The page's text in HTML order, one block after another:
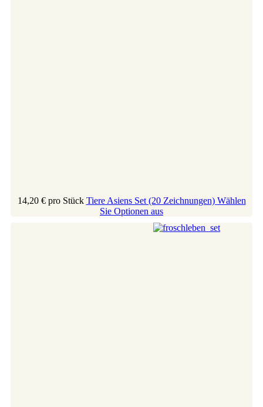
14,20 € pro Stück Tiere Asiens Set (20 Zeichnungen) Wählen
Sie Optionen aus